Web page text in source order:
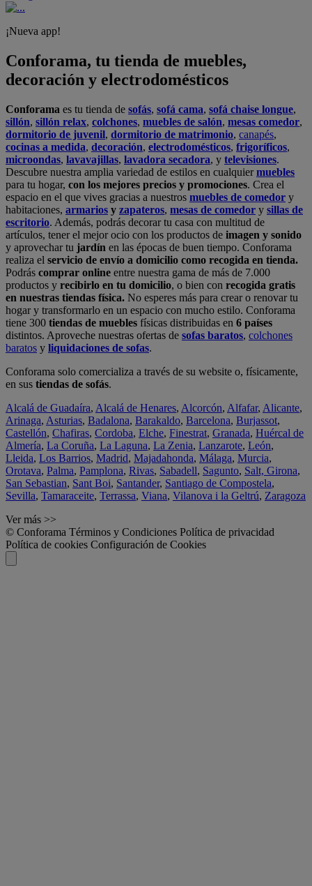
¡Nueva app!
Conforama, tu tienda de muebles,
decoración y electrodomésticos
Conforama es tu tienda de sofás, sofá cama, sofá chaise longue,
sillón, sillón relax, colchones, muebles de salón, mesas comedor,
dormitorio de juvenil, dormitorio de matrimonio, canapés,
cocinas a medida, decoración, electrodomésticos, frigoríficos,
microondas, lavavajillas, lavadora secadora, y televisiones.
Descubre nuestra amplia variedad de estilos en cualquiermuebles
para tu hogar, con los mejores precios y promociones. Crea el
espacio en el que vives gracias a nuestros muebles de comedor y
habitaciones, armarios y zapateros, mesas de comedor y sillas de
escritorio. Además, podrás decorar tu casa con multitud de
artículos, tener el mejor ocio con los productos de imagen y sonido
y aprovechar tu jardín en las épocas de buen tiempo. Conforama
realiza el servicio de envío a domicilio como recogida en tienda.
Podrás comprar online entre nuestra gama de más de 7.000
productos y recibirlo en tu domicilio, o bien con recogida gratis
en nuestras tiendas física. No esperes más para crear o renovar tu
hogar y transformarlo en un espacio con mucho estilo. Conforama
tiene 300 tiendas de muebles físicas distribuidas en 6 países
distintos. Aproveche nuestras ofertas de sofas baratos, colchones
baratos y liquidaciones de sofas.
Conforama solo comercializa a través de su website o, físicamente,
en sus tiendas de sofás.
Alcalá de Guadaíra, Alcalá de Henares, Alcorcón, Alfafar, Alicante,
Arinaga, Asturias, Badalona, Barakaldo, Barcelona, Burjassot,
Castellón, Chafiras, Cordoba, Elche, Finestrat, Granada, Huércal de
Almería, La Coruña, La Laguna, La Zenia, Lanzarote, León,
Lleida, Los Barrios, Madrid, Majadahonda, Málaga, Murcia,
Orotava, Palma, Pamplona, Rivas, Sabadell, Sagunto, Salt, Girona,
San Sebastian, Sant Boi, Santander, Santiago de Compostela,
Sevilla, Tamaraceite, Terrassa, Viana, Vilanova i la Geltrú, Zaragoza
Ver más >>
© Conforama Términos y Condiciones Política de privacidad
Política de cookies Configuración de Cookies